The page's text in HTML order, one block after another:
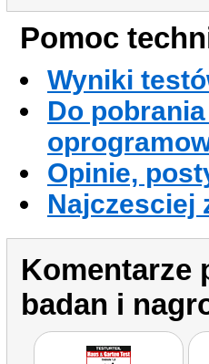
Pomoc
Wyniki
Do
Opinie,
Najczesciej
Komentarze
badan i